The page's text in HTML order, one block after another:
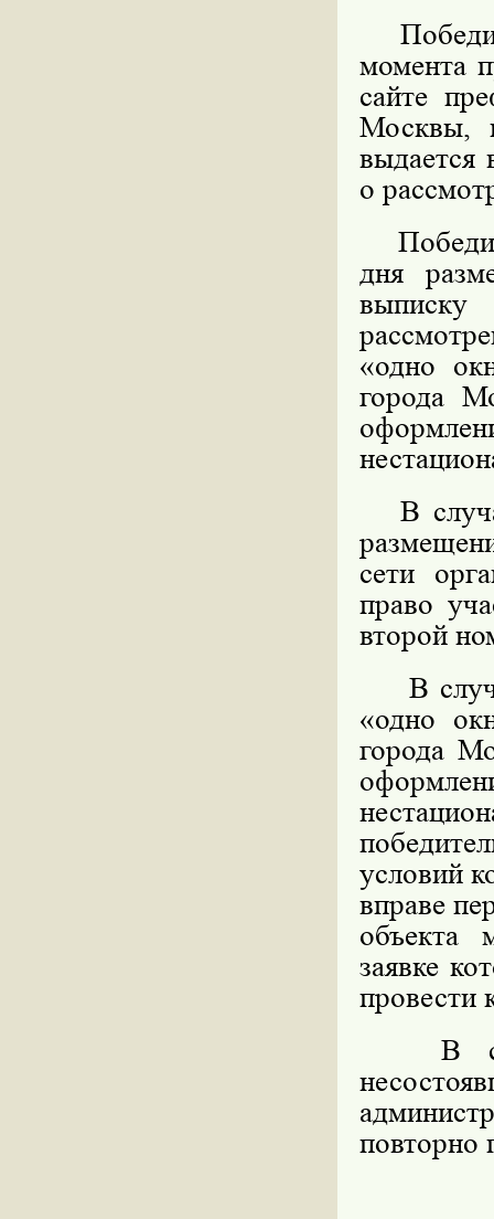
момента
сайте
Москвы,
выдается
о
дня
«одно
города
В
сети
право
второй
В
«одно
города
условий
вправе
объекта
заявке
провести
В
повторно